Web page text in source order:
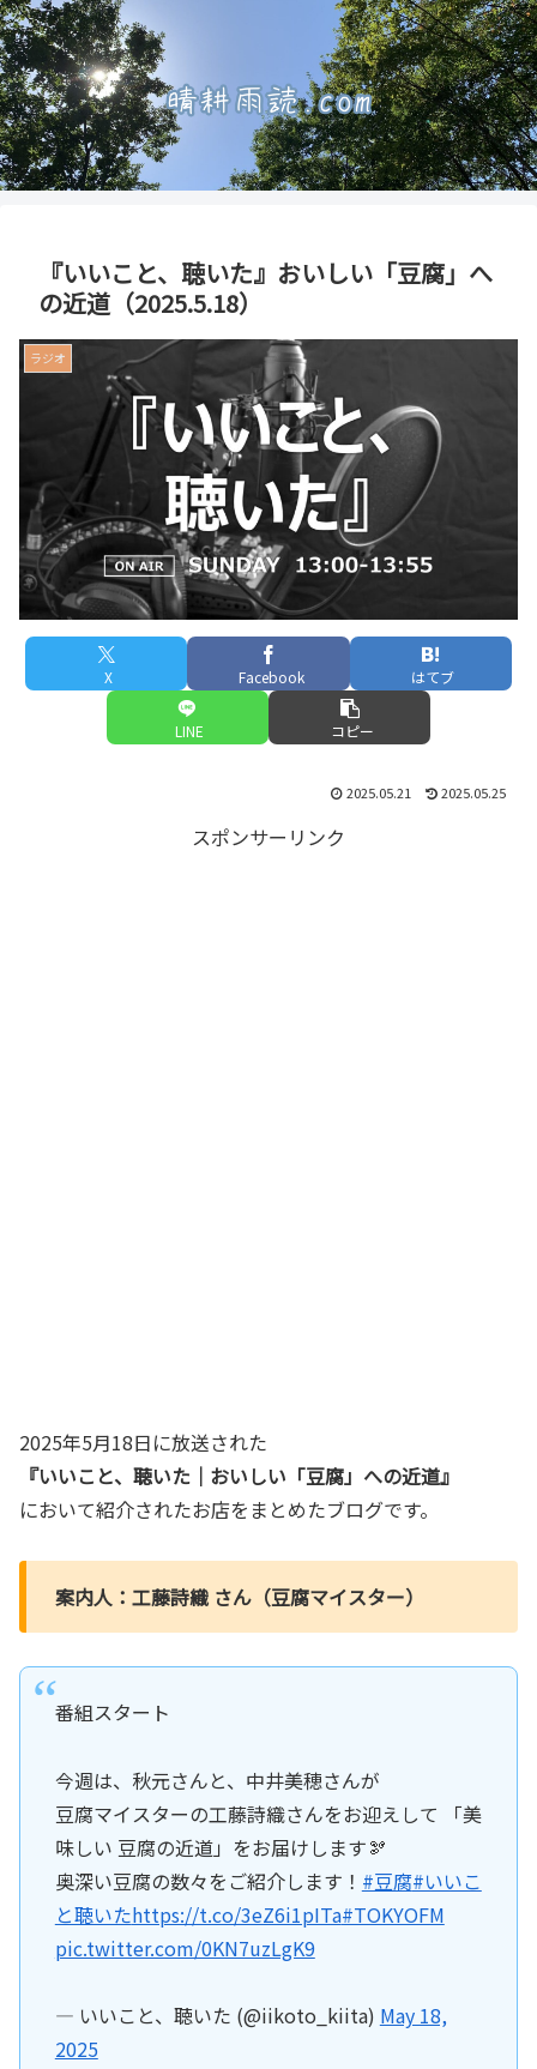
『いいこと、聴いた』おいしい「豆腐」へ
の近道（2025.5.18）
ラジオ
X Facebook はてブ
LINE コピー
2025.05.21 2025.05.25
スポンサーリンク
2025年5月18日に放送された
『いいこと、聴いた｜おいしい「豆腐」への近道』
において紹介されたお店をまとめたブログです。
案内人：工藤詩織 さん（豆腐マイスター）
番組スタート
今週は、秋元さんと、中井美穂さんが
豆腐マイスターの工藤詩織さんをお迎えして 「美
味しい 豆腐の近道」をお届けします🫘
奥深い豆腐の数々をご紹介します！ #豆腐#いいこ
と聴いたhttps://t.co/3eZ6i1pITa#TOKYOFM
pic.twitter.com/0KN7uzLgK9
— いいこと、聴いた (@iikoto_kiita) May 18,
2025